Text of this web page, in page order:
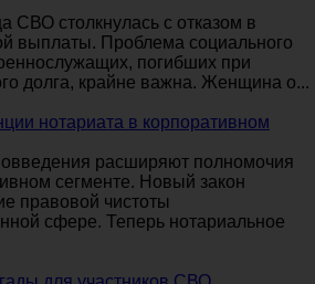
СВО столкнулась с отказом в
выплаты. Проблема социального
погибших при
долга, крайне важна. Женщина о...
нотариата в корпоративном
расширяют полномочия
сегменте. Новый закон
правовой чистоты
сфере. Теперь нотариальное